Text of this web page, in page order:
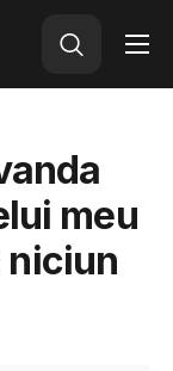
meu
niciun